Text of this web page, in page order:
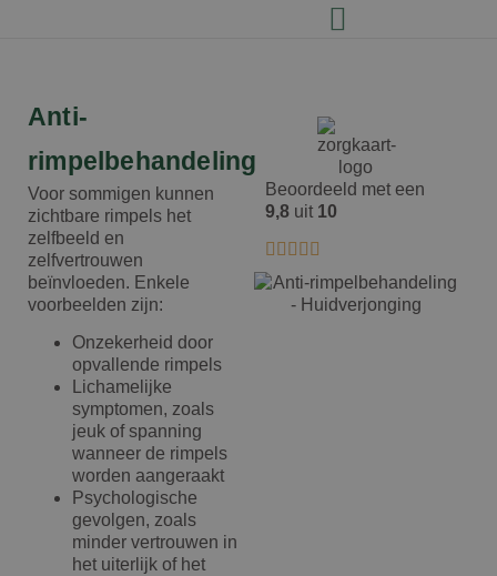
Anti-
rimpelbehandeling
Voor sommigen kunnen
zichtbare rimpels het
zelfbeeld en
zelfvertrouwen
beïnvloeden. Enkele
voorbeelden zijn:
Onzekerheid door
opvallende rimpels
Lichamelijke
symptomen, zoals
jeuk of spanning
wanneer de rimpels
worden aangeraakt
Psychologische
gevolgen, zoals
minder vertrouwen in
het uiterlijk of het
Beoordeeld met een
9,8uit 10